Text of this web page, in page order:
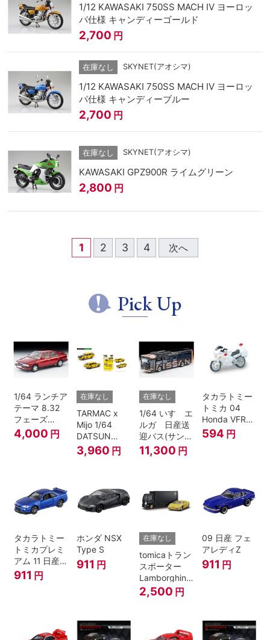
1/12 KAWASAKI 750SS MACH IV ヨーロッ
パ仕様 キャンディーゴールド
2,700 円
在庫なし SKYNET(アオシマ)
1/12 KAWASAKI 750SS MACH IV ヨーロッ
パ仕様 キャンディーブルー
2,700 円
在庫なし SKYNET(アオシマ)
KAWASAKI GPZ900R ライムグリーン
2,800 円
1 2 3 4 次へ
Pick Up
1/64 ランチア
テーマ 8.32
フェーズ
I（赤）
4,000 円
在庫なし
TARMAC x
Mijo 1/64
DATSUN
BLUEBIRD
510 WAGON
EDITION.
3,960 円
在庫なし
1/64 いすゞエ
ルガ 日産送
迎バス(サンラ
イズカッパー
M/ 黒）
11,300 円
タカラトミー
トミカ 04
Honda VFR
白バイ SCALE
594 円
タカラトミー
トミカプレミ
アム 11 日産
スカイライン
GT-R V-
911 円
ホンダ NSX
Type S
911 円
在庫なし
tomicaトラン
スポーター
Lamborghini
Countach
25th
2,500 円
09 日産 フェ
アレディZ
911 円